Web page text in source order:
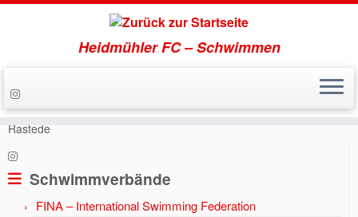
Zum
Inhalt
springen
Heidmühler FC – Schwimmen
Start » Aktuell » Jahr 2017 » 18 Erfolge für HFC Schwimmer in
Rastede
Schwimmverbände
FINA – International Swimming Federation